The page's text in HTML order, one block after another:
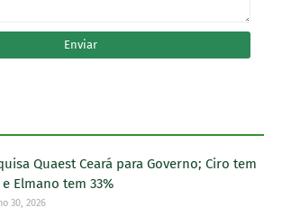
Quaest Ceará para Governo; Ciro tem
e Elmano tem 33%
30, 2026